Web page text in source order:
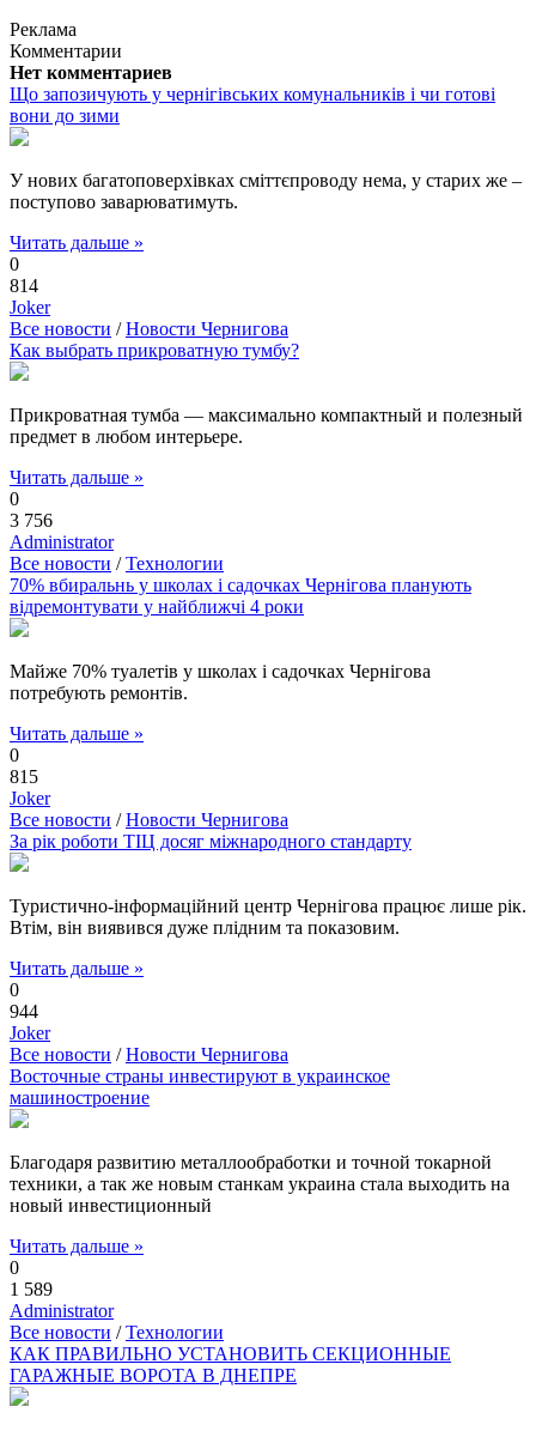
Реклама
Комментарии
Нет комментариев
Що запозичують у чернігівських комунальників і чи готові
вони до зими
У нових багатоповерхівках сміттєпроводу нема, у старих же –
поступово заварюватимуть.
Читать дальше »
0
814
Joker
Все новости /Новости Чернигова
Как выбрать прикроватную тумбу?
Прикроватная тумба — максимально компактный и полезный
предмет в любом интерьере.
Читать дальше »
0
3 756
Administrator
Все новости /Технологии
70% вбиральнь у школах і садочках Чернігова планують
відремонтувати у найближчі 4 роки
Майже 70% туалетів у школах і садочках Чернігова
потребують ремонтів.
Читать дальше »
0
815
Joker
Все новости /Новости Чернигова
За рік роботи ТІЦ досяг міжнародного стандарту
Туристично-інформаційний центр Чернігова працює лише рік.
Втім, він виявився дуже плідним та показовим.
Читать дальше »
0
944
Joker
Все новости /Новости Чернигова
Восточные страны инвестируют в украинское
машиностроение
Благодаря развитию металлообработки и точной токарной
техники, а так же новым станкам украина стала выходить на
новый инвестиционный
Читать дальше »
0
1 589
Administrator
Все новости /Технологии
КАК ПРАВИЛЬНО УСТАНОВИТЬ СЕКЦИОННЫЕ
ГАРАЖНЫЕ ВОРОТА В ДНЕПРЕ